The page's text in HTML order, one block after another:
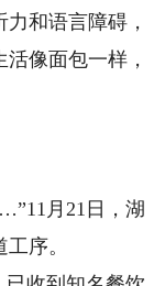
和语言障碍，
像面包一样，
月21日，湖
序。